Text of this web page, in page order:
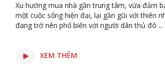
Xu hướng mua nhà gần trung tâm, vừa đảm
một cuộc sống hiện đại, lại gần gũi với thiên
đang trở nên phổ biến với người dân thủ đô ...
XEM THÊM